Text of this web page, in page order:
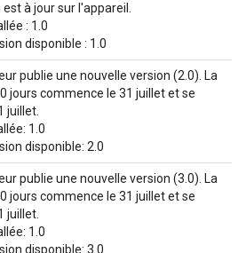
à jour sur l'appareil.
: 1.0
disponible : 1.0
publie une nouvelle version (2.0). La
jours commence le 31 juillet et se
juillet.
1.0
disponible: 2.0
publie une nouvelle version (3.0). La
jours commence le 31 juillet et se
juillet.
1.0
disponible: 3.0